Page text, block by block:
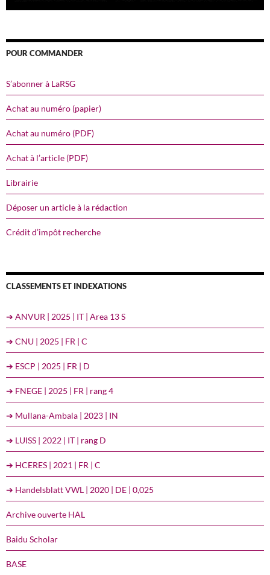
POUR COMMANDER
S’abonner à LaRSG
Achat au numéro (papier)
Achat au numéro (PDF)
Achat à l’article (PDF)
Librairie
Déposer un article à la rédaction
Crédit d’impôt recherche
CLASSEMENTS ET INDEXATIONS
➔ ANVUR | 2025 | IT | Area 13 S
➔ CNU | 2025 | FR | C
➔ ESCP | 2025 | FR | D
➔ FNEGE | 2025 | FR | rang 4
➔ Mullana-Ambala | 2023 | IN
➔ LUISS | 2022 | IT | rang D
➔ HCERES | 2021 | FR | C
➔ Handelsblatt VWL | 2020 | DE | 0,025
Archive ouverte HAL
Baidu Scholar
BASE